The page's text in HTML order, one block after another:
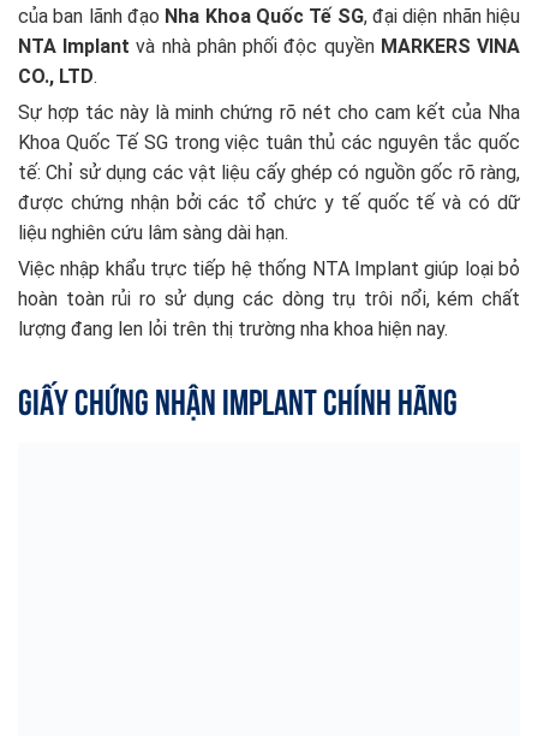
của ban lãnh đạo Nha Khoa Quốc Tế SG, đại diện nhãn hiệu
NTA Implant và nhà phân phối độc quyền MARKERS VINA
CO., LTD.
Sự hợp tác này là minh chứng rõ nét cho cam kết của Nha
Khoa Quốc Tế SG trong việc tuân thủ các nguyên tắc quốc
tế: Chỉ sử dụng các vật liệu cấy ghép có nguồn gốc rõ ràng,
được chứng nhận bởi các tổ chức y tế quốc tế và có dữ
liệu nghiên cứu lâm sàng dài hạn.
Việc nhập khẩu trực tiếp hệ thống NTA Implant giúp loại bỏ
hoàn toàn rủi ro sử dụng các dòng trụ trôi nổi, kém chất
lượng đang len lỏi trên thị trường nha khoa hiện nay.
Giấy Chứng NhậnImplantChính Hãng